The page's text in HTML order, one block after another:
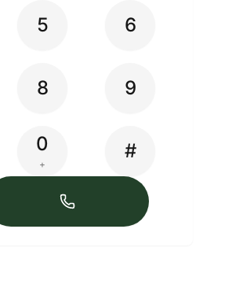
5 6
8 9
0
+
#